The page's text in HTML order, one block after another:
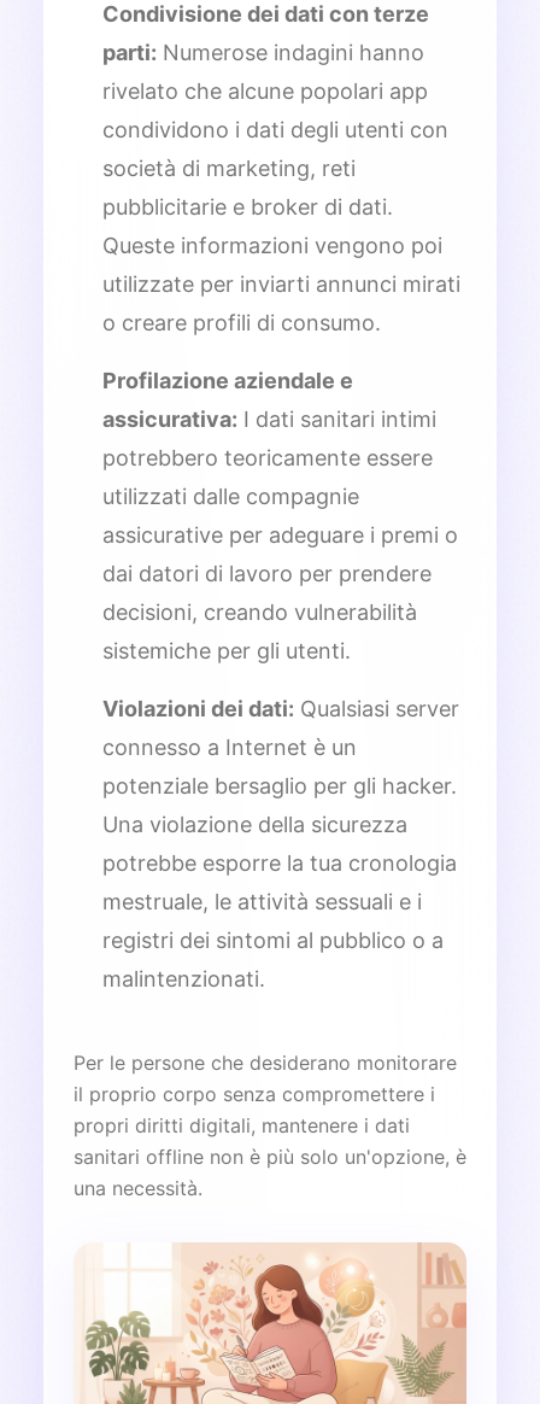
Condivisione dei dati con terze
parti: Numerose indagini hanno
rivelato che alcune popolari app
condividono i dati degli utenti con
società di marketing, reti
pubblicitarie e broker di dati.
Queste informazioni vengono poi
utilizzate per inviarti annunci mirati
o creare profili di consumo.
Profilazione aziendale e
assicurativa: I dati sanitari intimi
potrebbero teoricamente essere
utilizzati dalle compagnie
assicurative per adeguare i premi o
dai datori di lavoro per prendere
decisioni, creando vulnerabilità
sistemiche per gli utenti.
Violazioni dei dati: Qualsiasi server
connesso a Internet è un
potenziale bersaglio per gli hacker.
Una violazione della sicurezza
potrebbe esporre la tua cronologia
mestruale, le attività sessuali e i
registri dei sintomi al pubblico o a
malintenzionati.
Per le persone che desiderano monitorare
il proprio corpo senza compromettere i
propri diritti digitali, mantenere i dati
sanitari offline non è più solo un'opzione, è
una necessità.